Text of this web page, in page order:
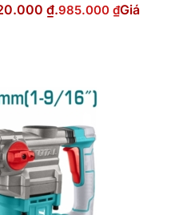
₫.985.000 ₫Giá